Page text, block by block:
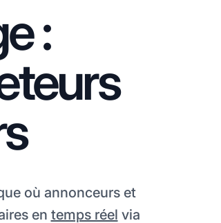
:
où annonceurs et
en temps réel via